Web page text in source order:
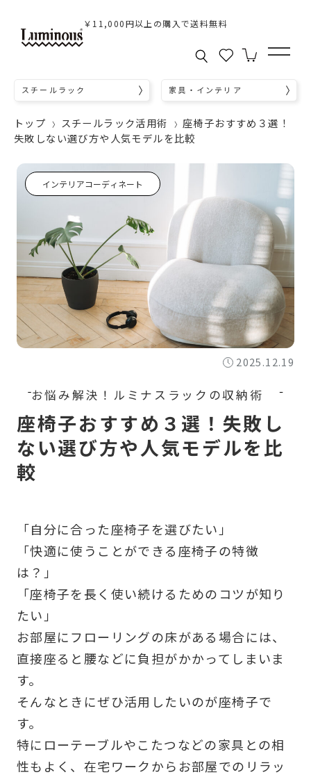
￥11,000円以上の購入で送料無料
スチールラック 家具・インテリア
トップ スチールラック活用術
座椅子おすすめ３選！
失敗しない選び方や人気モデルを比較
インテリアコーディネート
2025.12.19
座椅子おすすめ３選！失敗し
ない選び方や人気モデルを比
較
「自分に合った座椅子を選びたい」
「快適に使うことができる座椅子の特徴
は？」
「座椅子を長く使い続けるためのコツが知り
たい」
お部屋にフローリングの床がある場合には、
直接座ると腰などに負担がかかってしまいま
す。
そんなときにぜひ活用したいのが座椅子で
す。
特にローテーブルやこたつなどの家具との相
性もよく、在宅ワークからお部屋でのリラッ